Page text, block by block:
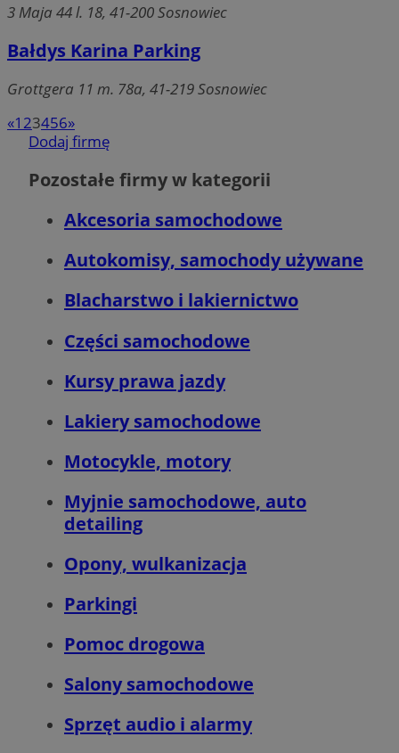
3 Maja 44 l. 18, 41-200 Sosnowiec
Bałdys Karina Parking
Grottgera 11 m. 78a, 41-219 Sosnowiec
«1 23456»
Dodaj firmę
Pozostałe firmy w kategorii
Akcesoria samochodowe
Autokomisy, samochody używane
Blacharstwo i lakiernictwo
Części samochodowe
Kursy prawa jazdy
Lakiery samochodowe
Motocykle, motory
Myjnie samochodowe, auto
detailing
Opony, wulkanizacja
Parkingi
Pomoc drogowa
Salony samochodowe
Sprzęt audio i alarmy
strony internetowej, takich jak logowanie użytkownika i zarządzanie
ze strony internetowej.
Domena
QeSessID sosnowiecki.pl
euds
VISITOR_PRIVACY_METADATA